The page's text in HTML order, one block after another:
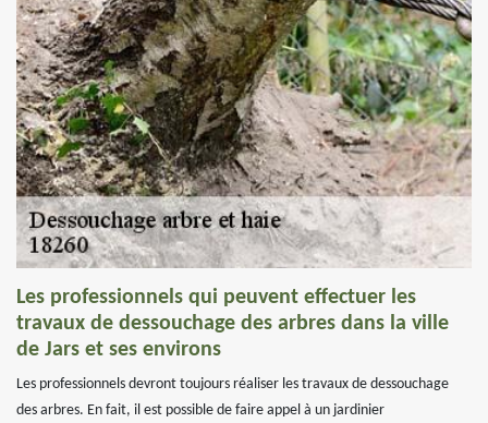
Les professionnels qui peuvent effectuer les
travaux de dessouchage des arbres dans la ville
de Jars et ses environs
Les professionnels devront toujours réaliser les travaux de dessouchage
des arbres. En fait, il est possible de faire appel à un jardinier